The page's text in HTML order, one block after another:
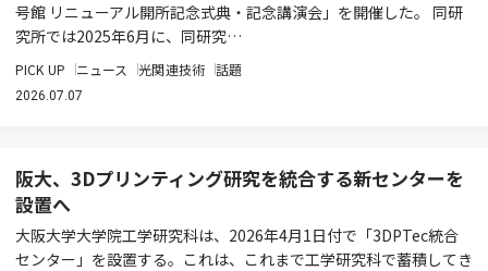
号館 リニューアル開所記念式典・記念講演会」を開催した。 同研
究所では2025年6月に、同研究…
PICK UP ニュース 光関連技術 話題
2026.07.07
阪大、3Dプリンティング研究を統合する新センターを
設置へ
大阪大学大学院工学研究科は、2026年4月1日付で「3DPTec統合
センター」を設置する。これは、これまで工学研究科で蓄積してき